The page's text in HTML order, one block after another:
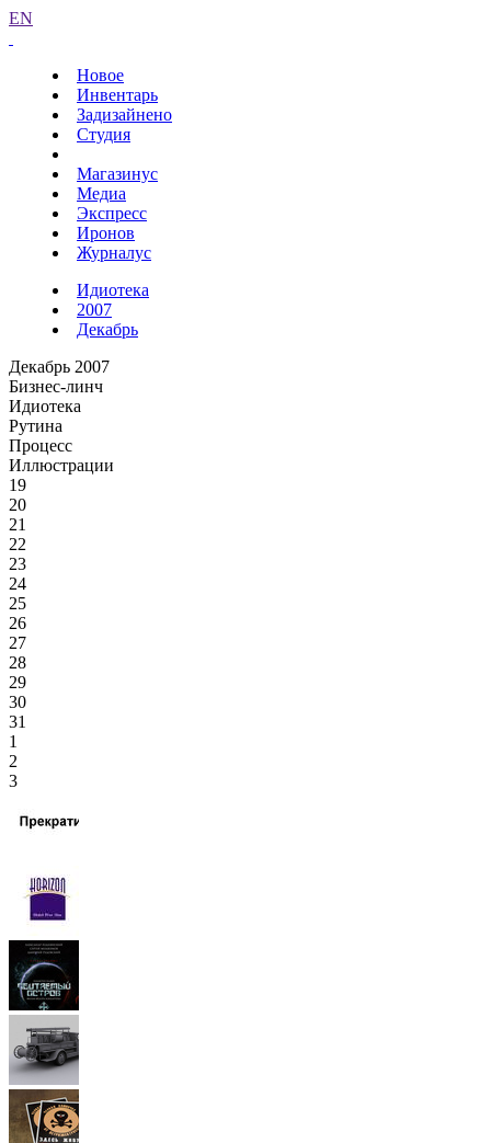
EN
Новое
Инвентарь
Задизайнено
Студия
Магазинус
Медиа
Экспресс
Иронов
Журналус
Идиотека
2007
Декабрь
Декабрь 2007
Бизнес-линч
Идиотека
Рутина
Процесс
Иллюстрации
19
20
21
22
23
24
25
26
27
28
29
30
31
1
2
3